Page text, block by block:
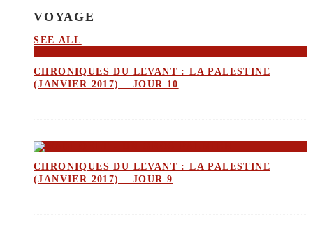
VOYAGE
SEE ALL
CHRONIQUES DU LEVANT : LA PALESTINE
(JANVIER 2017) – JOUR 10
CHRONIQUES DU LEVANT : LA PALESTINE
(JANVIER 2017) – JOUR 9